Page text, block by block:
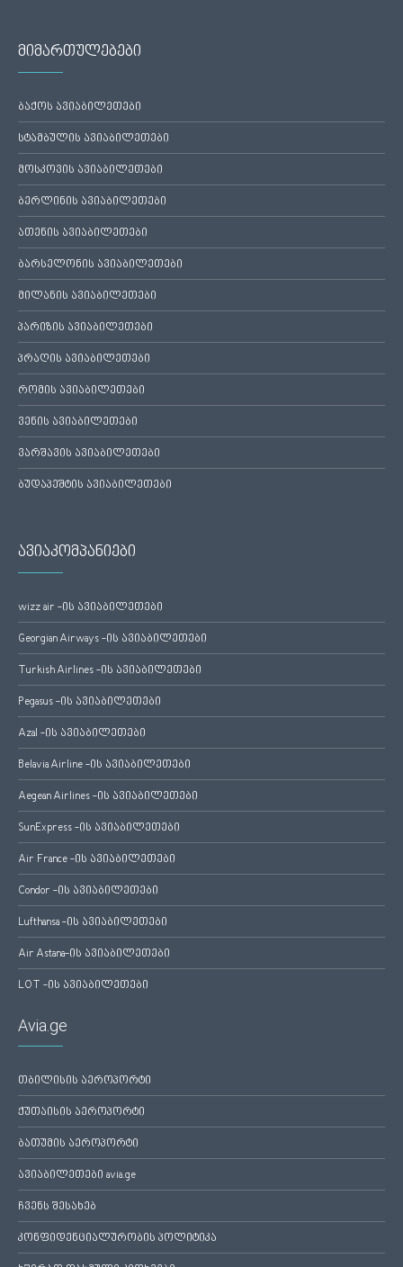
მიმართულებები
ბაქოს ავიაბილეთები
სტამბულის ავიაბილეთები
მოსკოვის ავიაბილეთები
ბერლინის ავიაბილეთები
ათენის ავიაბილეთები
ბარსელონის ავიაბილეთები
მილანის ავიაბილეთები
პარიზის ავიაბილეთები
პრაღის ავიაბილეთები
რომის ავიაბილეთები
ვენის ავიაბილეთები
ვარშავის ავიაბილეთები
ბუდაპეშტის ავიაბილეთები
ავიაკომპანიები
wizz air -ის ავიაბილეთები
Georgian Airways -ის ავიაბილეთები
Turkish Airlines -ის ავიაბილეთები
Pegasus -ის ავიაბილეთები
Azal -ის ავიაბილეთები
Belavia Airline -ის ავიაბილეთები
Aegean Airlines -ის ავიაბილეთები
SunExpress -ის ავიაბილეთები
Air France -ის ავიაბილეთები
Condor -ის ავიაბილეთები
Lufthansa -ის ავიაბილეთები
Air Astana-ის ავიაბილეთები
LOT -ის ავიაბილეთები
Avia.ge
თბილისის აეროპორტი
ქუთაისის აეროპორტი
ბათუმის აეროპორტი
ავიაბილეთები avia.ge
ჩვენს შესახებ
კონფიდენციალურობის პოლიტიკა